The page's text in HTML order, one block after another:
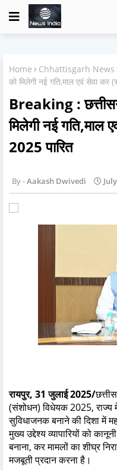
Home Chhattisgarh News
को मिलेगी नई गति,माल एवं सेवा कर
Breaking :
मिलेगी नई गति,माल
2025 पारित
Aakash Dwivedi
रायपुर, 31 जुलाई 2025/
(संशोधन) विधेयक 2025, राज्य में
सुविधाजनक बनाने की दिशा में
मुख्य उद्देश्य व्यापारियों को
बनाना, कर मामलों का शीघ्र
मजबूती प्रदान करना है।